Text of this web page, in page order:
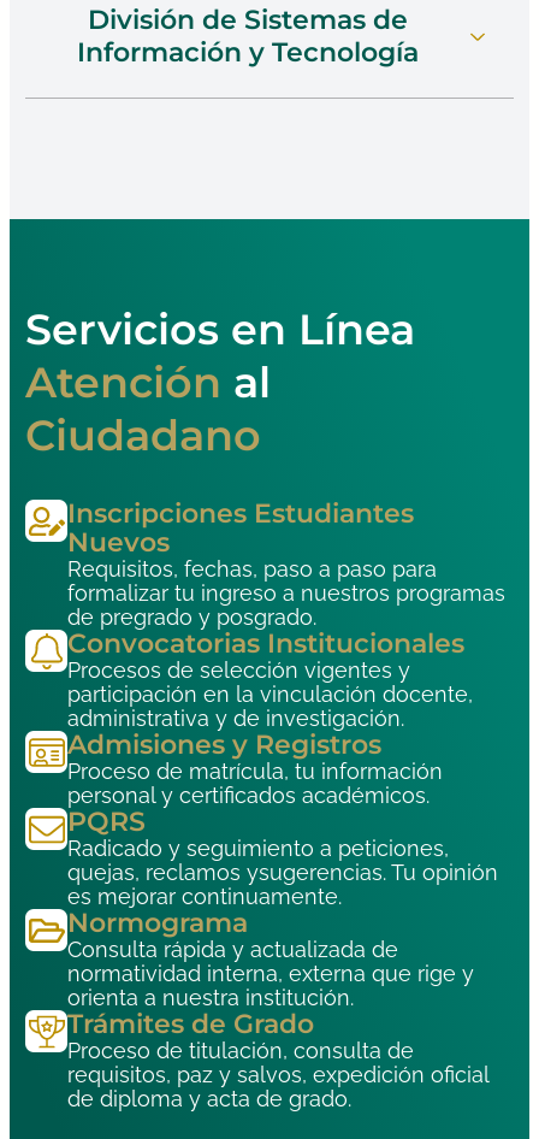
Ver La Mesa De Ayuda
División de Sistemas de
Información y Tecnología
Servicios en Línea
Atención al
Ciudadano
Inscripciones Estudiantes
Nuevos
Requisitos, fechas, paso a paso para
formalizar tu ingreso a nuestros programas
de pregrado y posgrado.
Convocatorias Institucionales
Procesos de selección vigentes y
participación en la vinculación docente,
administrativa y de investigación.
Admisiones y Registros
Proceso de matrícula, tu información
personal y certificados académicos.
PQRS
Radicado y seguimiento a peticiones,
quejas, reclamos ysugerencias. Tu opinión
es mejorar continuamente.
Normograma
Consulta rápida y actualizada de
normatividad interna, externa que rige y
orienta a nuestra institución.
Trámites de Grado
Proceso de titulación, consulta de
requisitos, paz y salvos, expedición oficial
de diploma y acta de grado.